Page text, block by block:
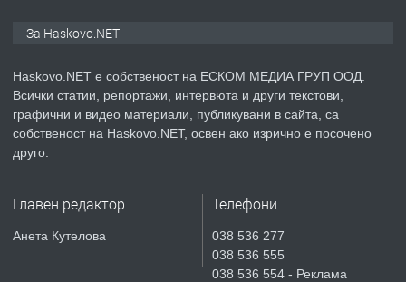
преди 3 дни
ПРЕДЛАГА СГЛОБЯВАНЕ НА МЕБЕЛИ.
№4119 Едностаен обзаведен
За Haskovo.NET
Haskovo.NET е собственост на ЕСКОМ МЕДИА ГРУП ООД.
Всички статии, репортажи, интервюта и други текстови,
графични и видео материали, публикувани в сайта, са
собственост на Haskovo.NET, освен ако изрично е посочено
друго.
Главен редактор
Анета Кутелова
Телефони
038 536 277
038 536 555
038 536 554 - Реклама